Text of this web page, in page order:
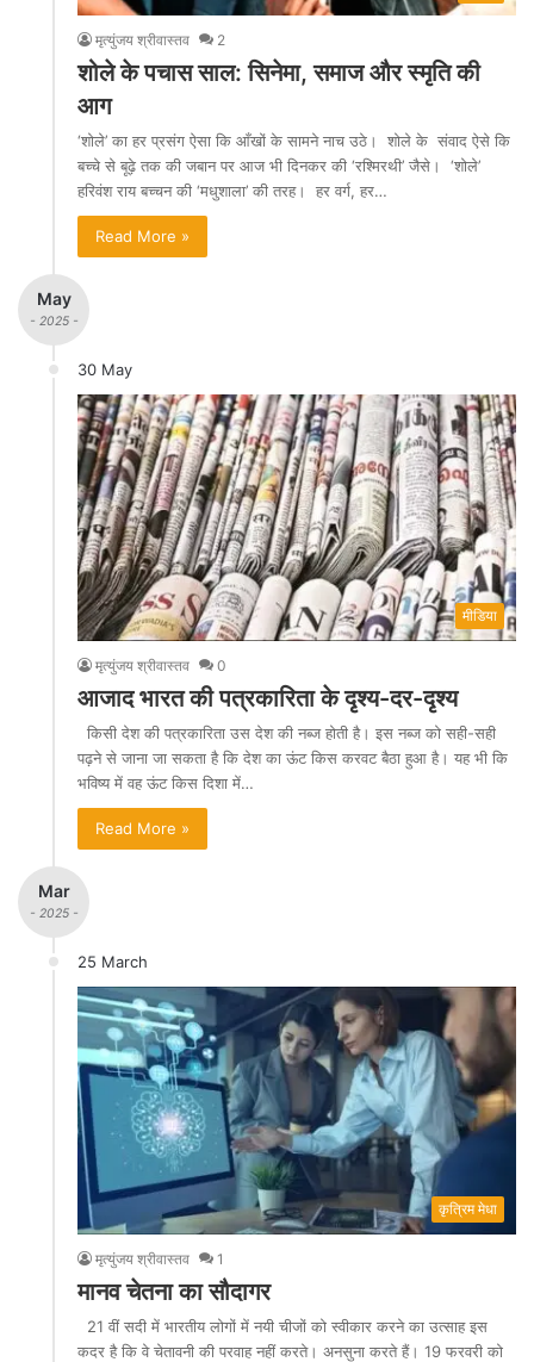
मृत्युंजय श्रीवास्तव 2
शोले के पचास साल: सिनेमा, समाज और स्मृति की
आग
‘शोले’ का हर प्रसंग ऐसा कि आँखों के सामने नाच उठे। शोले के संवाद ऐसे कि
बच्चे से बूढ़े तक की जबान पर आज भी दिनकर की ‘रश्मिरथी’ जैसे। ‘शोले’
हरिवंश राय बच्चन की ‘मधुशाला’ की तरह। हर वर्ग, हर…
Read More »
May
- 2025 -
30 May
मीडिया
मृत्युंजय श्रीवास्तव 0
आजाद भारत की पत्रकारिता के दृश्य-दर-दृश्य
किसी देश की पत्रकारिता उस देश की नब्ज होती है। इस नब्ज को सही-सही
पढ़ने से जाना जा सकता है कि देश का ऊंट किस करवट बैठा हुआ है। यह भी कि
भविष्य में वह ऊंट किस दिशा में…
Read More »
Mar
- 2025 -
25 March
कृत्रिम मेधा
मृत्युंजय श्रीवास्तव 1
मानव चेतना का सौदागर
21 वीं सदी में भारतीय लोगों में नयी चीजों को स्वीकार करने का उत्साह इस
कदर है कि वे चेतावनी की परवाह नहीं करते। अनसुना करते हैं। 19 फरवरी को